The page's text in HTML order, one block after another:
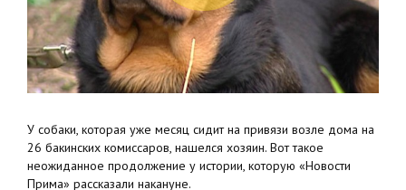
У собаки, которая уже месяц сидит на привязи возле дома на
26 бакинских комиссаров, нашелся хозяин. Вот такое
неожиданное продолжение у истории, которую «Новости
Прима» рассказали накануне.